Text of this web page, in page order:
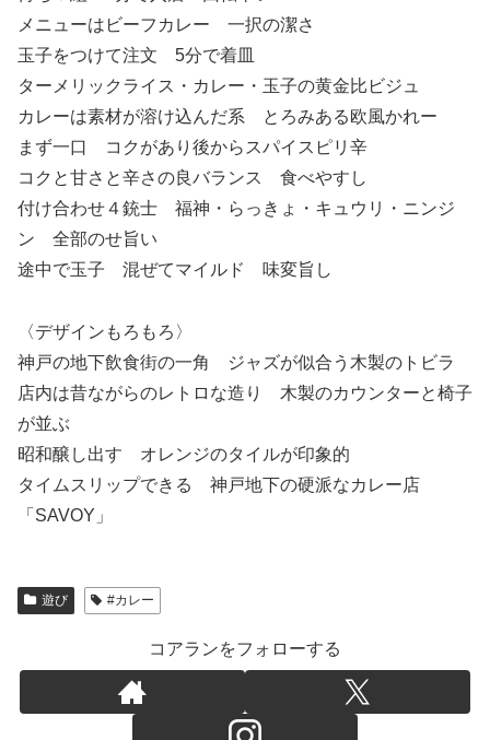
メニューはビーフカレー 一択の潔さ
玉子をつけて注文 5分で着皿
ターメリックライス・カレー・玉子の黄金比ビジュ
カレーは素材が溶け込んだ系 とろみある欧風かれー
まず一口 コクがあり後からスパイスピリ辛
コクと甘さと辛さの良バランス 食べやすし
付け合わせ４銃士 福神・らっきょ・キュウリ・ニンジ
ン 全部のせ旨い
途中で玉子 混ぜてマイルド 味変旨し
〈デザインもろもろ〉
神戸の地下飲食街の一角 ジャズが似合う木製のトビラ
店内は昔ながらのレトロな造り 木製のカウンターと椅子
が並ぶ
昭和醸し出す オレンジのタイルが印象的
タイムスリップできる 神戸地下の硬派なカレー店
「SAVOY」
遊び #カレー
コアランをフォローする